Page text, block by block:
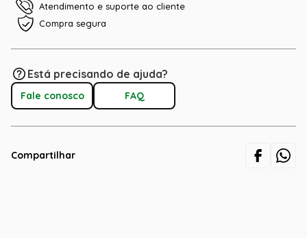
Atendimento e suporte ao cliente
Compra segura
Está precisando de ajuda?
Fale conosco FAQ
Compartilhar